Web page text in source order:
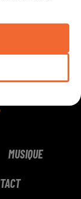
MUSIQUE